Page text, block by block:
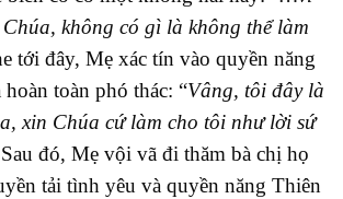
không có gì là không thể làm
tới đây, Mẹ xác tín vào quyền năng
toàn phó thác: “Vâng, tôi đây là
xin Chúa cứ làm cho tôi như lời sứ
đó, Mẹ vội vã đi thăm bà chị họ
tải tình yêu và quyền năng Thiên